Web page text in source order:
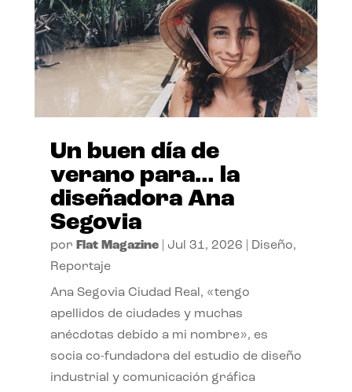
Un buen día de
verano para… la
diseñadora Ana
Segovia
por Flat Magazine| Jul 31, 2026 Diseño,
Reportaje
Ana Segovia Ciudad Real, «tengo
apellidos de ciudades y muchas
anécdotas debido a mi nombre», es
socia co-fundadora del estudio de diseño
industrial y comunicación gráfica